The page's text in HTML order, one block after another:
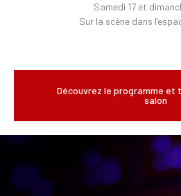
Samedi 17 et
Sur la scène dans
Découvrez le programme et
salon